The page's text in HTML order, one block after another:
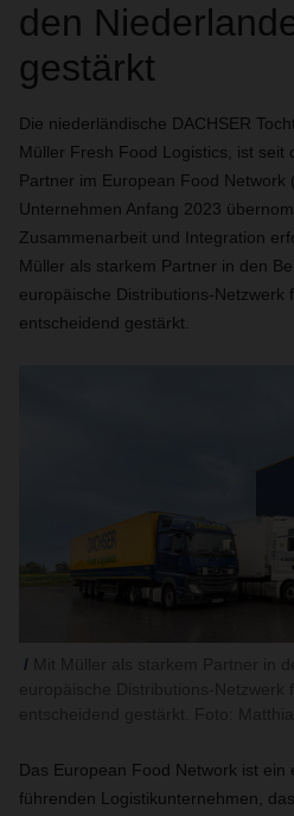
den
gestärkt
Die niederländische DACHSER
Müller Fresh Food Logistics, ist seit
Partner im European Food Network
Unternehmen Anfang 2023
Zusammenarbeit und Integration
Müller als starkem Partner in den
europäische Distributions-Netzwerk
entscheidend gestärkt.
Das European Food Network ist ein
führenden Logistikunternehmen,